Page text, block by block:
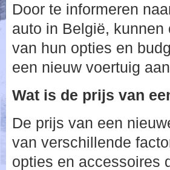
Door te informeren
auto in België,
van hun opties en
een nieuw voertuig
Wat is de prijs van
De prijs van een
van verschillende
opties en accessoires